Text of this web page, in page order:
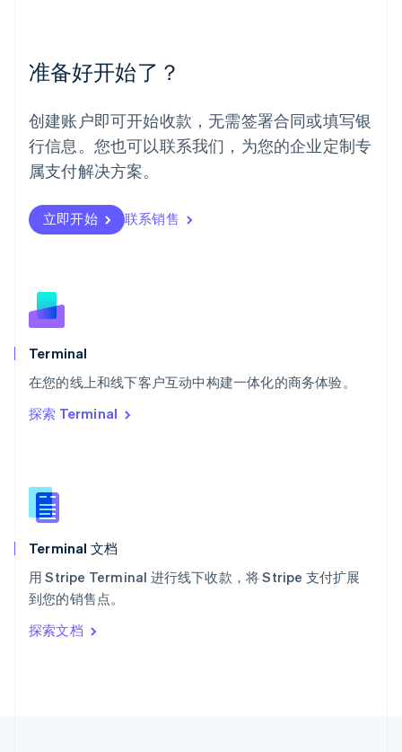
准备好开始了？
创建账户即可开始收款，无需签署合同或填写银
行信息。您也可以联系我们，为您的企业定制专
属支付解决方案。
立即开始 联系销售
Terminal
在您的线上和线下客户互动中构建一体化的商务体验。
探索 Terminal
Terminal 文档
用 Stripe Terminal 进行线下收款，将 Stripe 支付扩展
到您的销售点。
探索文档
挪威
葡萄牙
Português English
日本
日本語English
瑞典
瑞士
DeutschFrançais
斯洛伐克
English
斯洛文尼亚
泰国
ไทยEnglish
English
English
新西兰
匈牙利
意大利
ItalianoEnglish
印度
English